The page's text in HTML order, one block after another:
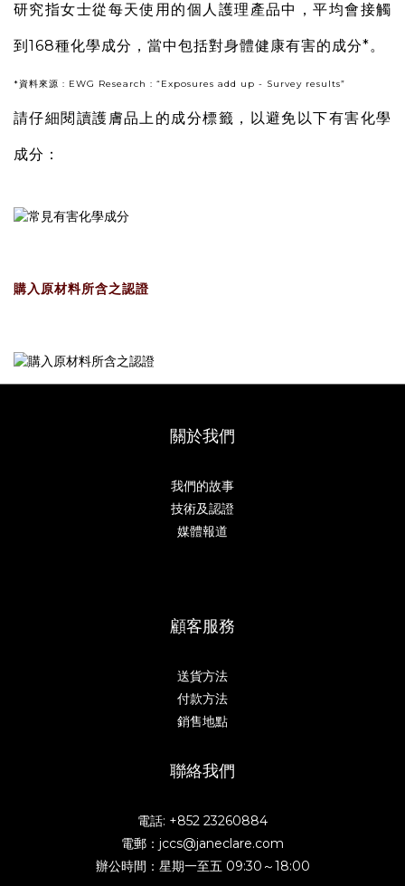
研究指女士從每天使用的個人護理產品中，平均會接觸
到168種化學成分，當中包括對身體健康有害的成分*。
*資料來源 : EWG Research : “Exposures add up - Survey results”
請仔細閱讀護膚品上的成分標籤，以避免以下有害化學
成分：
購入原材料所含之認證
關於我們
我們的故事
技術及認證
媒體報道
顧客服務
送貨方法
付款方法
銷售地點
聯絡我們
電話: +852 23260884
電郵：jccs@janeclare.com
辦公時間：星期一至五 09:30～18:00